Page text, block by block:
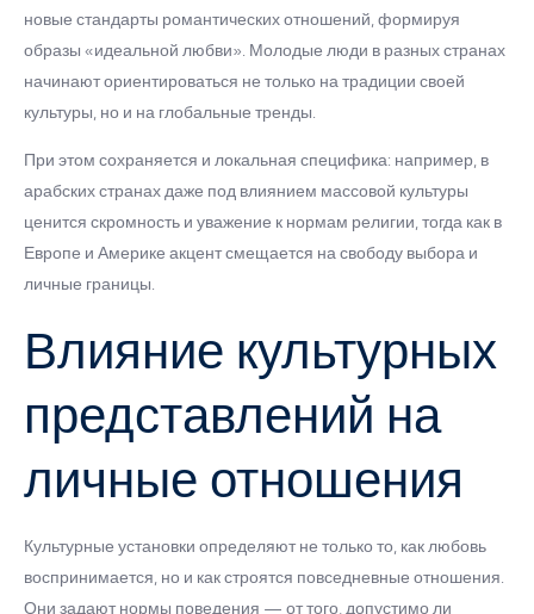
новые стандарты романтических отношений, формируя
образы «идеальной любви». Молодые люди в разных странах
начинают ориентироваться не только на традиции своей
культуры, но и на глобальные тренды.
При этом сохраняется и локальная специфика: например, в
арабских странах даже под влиянием массовой культуры
ценится скромность и уважение к нормам религии, тогда как в
Европе и Америке акцент смещается на свободу выбора и
личные границы.
Влияние культурных
представлений на
личные отношения
Культурные установки определяют не только то, как любовь
воспринимается, но и как строятся повседневные отношения.
Они задают нормы поведения — от того, допустимо ли